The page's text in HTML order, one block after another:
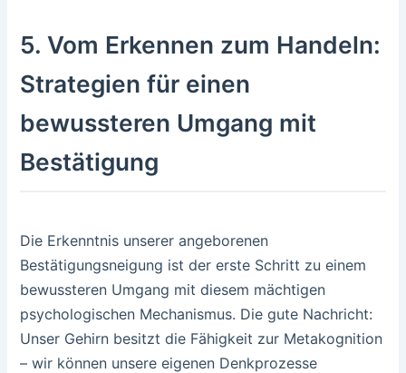
5. Vom Erkennen zum Handeln:
Strategien für einen
bewussteren Umgang mit
Bestätigung
Die Erkenntnis unserer angeborenen
Bestätigungsneigung ist der erste Schritt zu einem
bewussteren Umgang mit diesem mächtigen
psychologischen Mechanismus. Die gute Nachricht:
Unser Gehirn besitzt die Fähigkeit zur Metakognition
– wir können unsere eigenen Denkprozesse